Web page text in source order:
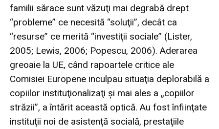
familii sărace sunt văzuţi mai degrabă drept
“probleme” ce necesită “soluţii”, decât ca
“resurse” ce merită “investiţii sociale” (Lister,
2005; Lewis, 2006; Popescu, 2006). Aderarea
greoaie la UE, când rapoartele critice ale
Comisiei Europene inculpau situaţia deplorabilă a
copiilor instituţionalizaţi şi mai ales a „copiilor
străzii”, a întărit această optică. Au fost înfiinţate
instituţii noi de asistenţă socială, prestaţiile